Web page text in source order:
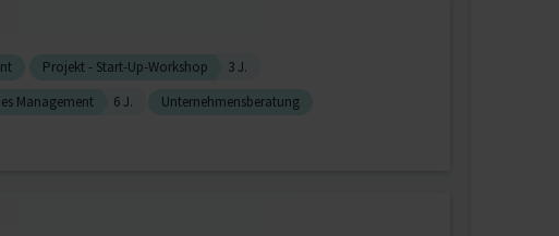
Projekt - Start-Up-Workshop
3 J.
Management 6 J.
Unternehmensberatung